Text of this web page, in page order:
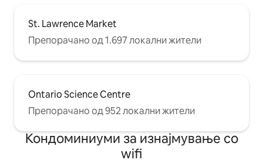
St. Lawrence Market
Препорачано од 1.697 локални жители
Ontario Science Centre
Препорачано од 952 локални жители
Кондоминиуми за изнајмување со
wifi